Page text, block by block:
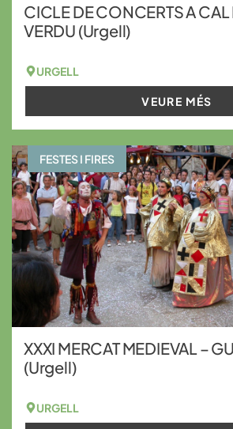
CICLE DE CONCERTS A CAL
VERDU (Urgell)
URGELL
VEURE MÉS
FESTES I FIRES
XXXI MERCAT MEDIEVAL –
(Urgell)
URGELL